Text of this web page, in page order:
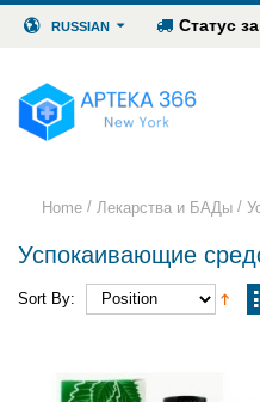
RUSSIAN Статус
Home / Лекарства и БАДы /
Успокаивающие
Sort By: